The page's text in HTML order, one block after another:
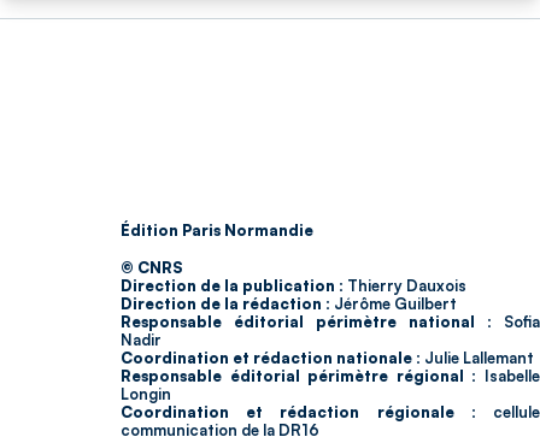
Édition Paris Normandie
© CNRS
Direction de la publication : Thierry Dauxois
Direction de la rédaction : Jérôme Guilbert
Responsable éditorial périmètre national : Sofia
Nadir
Coordination et rédaction nationale : Julie Lallemant
Responsable éditorial périmètre régional : Isabelle
Longin
Coordination et rédaction régionale : cellule
communication de la DR16